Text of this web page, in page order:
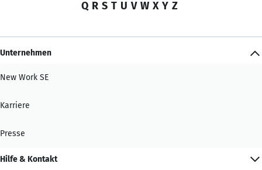
Q R S T U V W X Y Z
Unternehmen
New Work SE
Karriere
Presse
Hilfe & Kontakt